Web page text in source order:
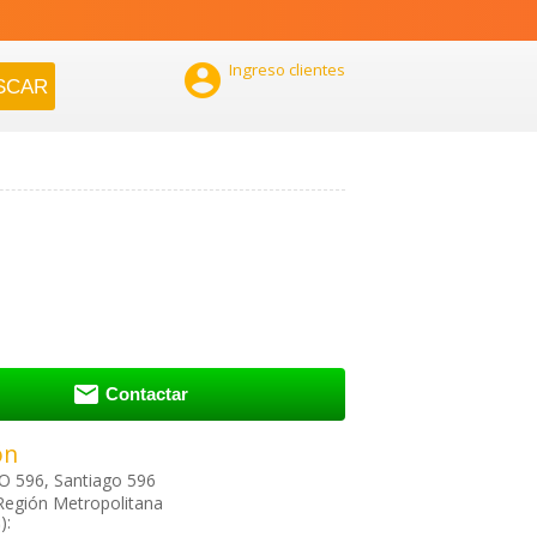
 Ingreso clientes
 Contactar
596, Santiago 596
Metropolitana